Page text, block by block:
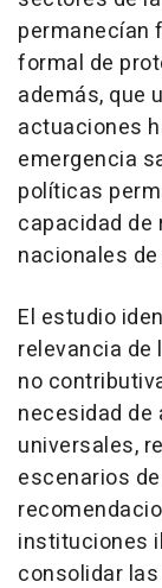
permanecían
formal de
además, que
actuaciones
emergencia
políticas
capacidad
nacionales
El estudio
relevancia
no
necesidad
universales,
escenarios
instituciones
consolidar